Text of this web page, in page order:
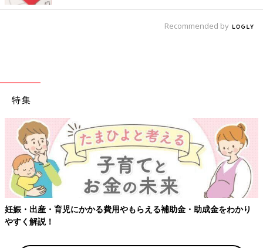
Recommended by
特集
妊娠・出産・育児にかかる費用やもらえる補助金・助成金をわかり
やすく解説！